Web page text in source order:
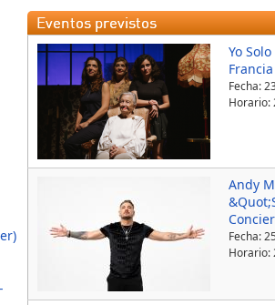
Eventos previstos
Yo
Fecha:
Horario:
Andy
Fecha:
Horario: